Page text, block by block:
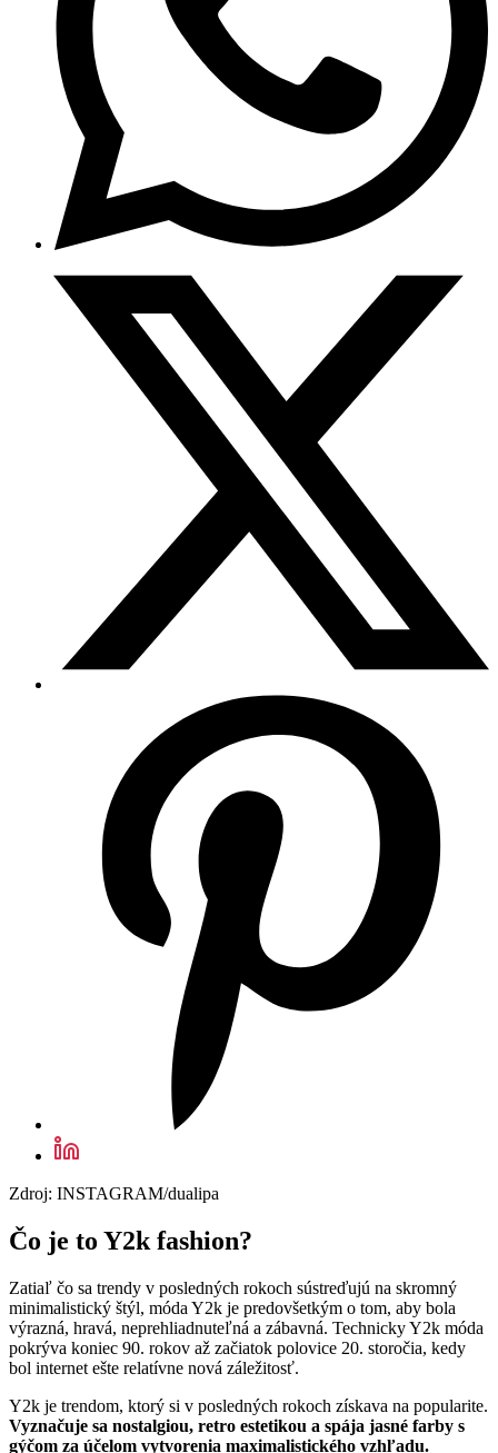
Zdroj: INSTAGRAM/dualipa
Čo je to Y2k fashion?
Zatiaľ čo sa trendy v posledných rokoch sústreďujú na skromný
minimalistický štýl, móda Y2k je predovšetkým o tom, aby bola
výrazná, hravá, neprehliadnuteľná a zábavná. Technicky Y2k móda
pokrýva koniec 90. rokov až začiatok polovice 20. storočia, kedy
bol internet ešte relatívne nová záležitosť.
Y2k je trendom, ktorý si v posledných rokoch získava na popularite.
Vyznačuje sa nostalgiou, retro estetikou a spája jasné farby s
gýčom za účelom vytvorenia maximalistického vzhľadu.